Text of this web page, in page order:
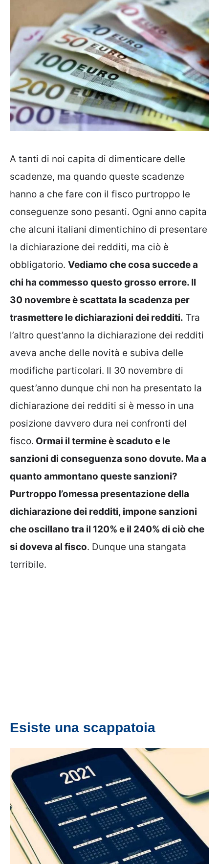
A tanti di noi capita di dimenticare delle
scadenze, ma quando queste scadenze
hanno a che fare con il fisco purtroppo le
conseguenze sono pesanti. Ogni anno capita
che alcuni italiani dimentichino di presentare
la dichiarazione dei redditi, ma ciò è
obbligatorio. Vediamo che cosa succede a
chi ha commesso questo grosso errore. Il
30 novembre è scattata la scadenza per
trasmettere le dichiarazioni dei redditi. Tra
l’altro quest’anno la dichiarazione dei redditi
aveva anche delle novità e subiva delle
modifiche particolari. Il 30 novembre di
quest’anno dunque chi non ha presentato la
dichiarazione dei redditi si è messo in una
posizione davvero dura nei confronti del
fisco. Ormai il termine è scaduto e le
sanzioni di conseguenza sono dovute. Ma a
quanto ammontano queste sanzioni?
Purtroppo l’omessa presentazione della
dichiarazione dei redditi, impone sanzioni
che oscillano tra il 120% e il 240% di ciò che
si doveva al fisco. Dunque una stangata
terribile.
Esiste una scappatoia